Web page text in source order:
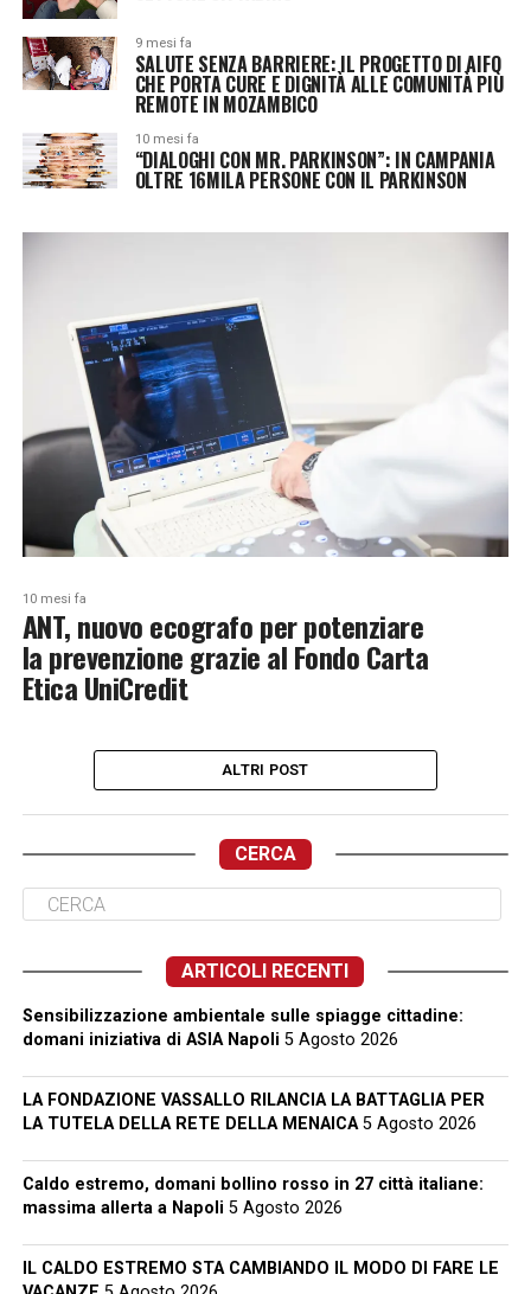
9 mesi fa
SALUTE SENZA BARRIERE: IL PROGETTO DI AIFO
CHE PORTA CURE E DIGNITÀ ALLE COMUNITÀ PIÙ
REMOTE IN MOZAMBICO
10 mesi fa
“DIALOGHI CON MR. PARKINSON”: IN CAMPANIA
OLTRE 16MILA PERSONE CON IL PARKINSON
10 mesi fa
ANT, nuovo ecografo per potenziare
la prevenzione grazie al Fondo Carta
Etica UniCredit
ALTRI POST
CERCA
ARTICOLI RECENTI
Sensibilizzazione ambientale sulle spiagge cittadine:
domani iniziativa di ASIA Napoli 5 Agosto 2026
LA FONDAZIONE VASSALLO RILANCIA LA BATTAGLIA PER
LA TUTELA DELLA RETE DELLA MENAICA 5 Agosto 2026
Caldo estremo, domani bollino rosso in 27 città italiane:
massima allerta a Napoli 5 Agosto 2026
IL CALDO ESTREMO STA CAMBIANDO IL MODO DI FARE LE